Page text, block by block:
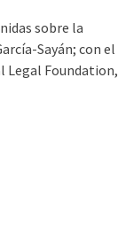
sobre la
Sayán; con el
Legal Foundation,